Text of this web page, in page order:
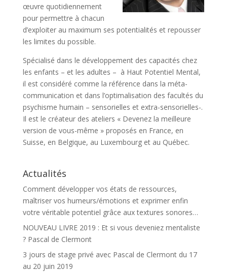
œuvre quotidiennement
pour permettre à chacun
d’exploiter au maximum ses potentialités et repousser
les limites du possible.
Spécialisé dans le développement des capacités chez
les enfants – et les adultes – à Haut Potentiel Mental,
il est considéré comme la référence dans la méta-
communication et dans l’optimalisation des facultés du
psychisme humain – sensorielles et extra-sensorielles-.
Il est le créateur des ateliers « Devenez la meilleure
version de vous-même » proposés en France, en
Suisse, en Belgique, au Luxembourg et au Québec.
Actualités
Comment développer vos états de ressources,
maîtriser vos humeurs/émotions et exprimer enfin
votre véritable potentiel grâce aux textures sonores…
NOUVEAU LIVRE 2019 : Et si vous deveniez mentaliste
? Pascal de Clermont
3 jours de stage privé avec Pascal de Clermont du 17
au 20 juin 2019